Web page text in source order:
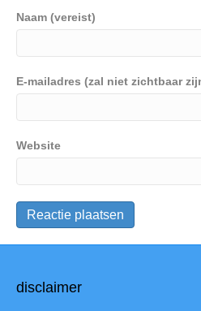
Naam (vereist)
E-mailadres (zal niet zichtbaar
Website
disclaimer